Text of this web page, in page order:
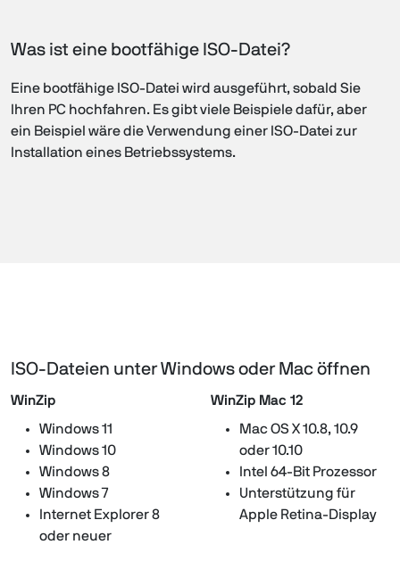
Was ist eine bootfähige ISO-Datei?
Eine bootfähige ISO-Datei wird ausgeführt, sobald Sie
Ihren PC hochfahren. Es gibt viele Beispiele dafür, aber
ein Beispiel wäre die Verwendung einer ISO-Datei zur
Installation eines Betriebssystems.
ISO-Dateien unter Windows oder Mac öffnen
WinZip
Windows 11
Windows 10
Windows 8
Windows 7
Internet Explorer 8
oder neuer
WinZip Mac 12
Mac OS X 10.8, 10.9
oder 10.10
Intel 64-Bit Prozessor
Unterstützung für
Apple Retina-Display